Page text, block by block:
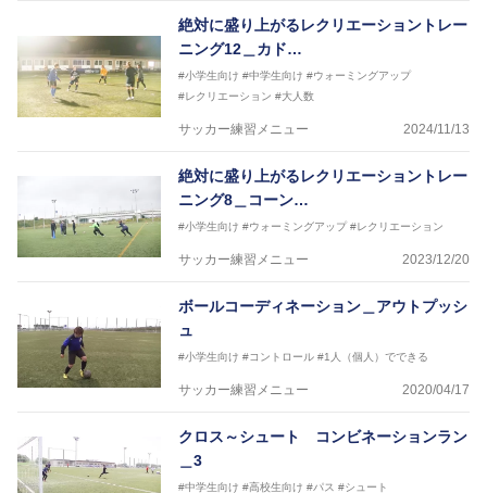
絶対に盛り上がるレクリエーショントレー
ニング12＿カド…
#小学生向け #中学生向け #ウォーミングアップ
#レクリエーション #大人数
サッカー練習メニュー 2024/11/13
絶対に盛り上がるレクリエーショントレー
ニング8＿コーン…
#小学生向け #ウォーミングアップ #レクリエーション
サッカー練習メニュー 2023/12/20
ボールコーディネーション＿アウトプッシ
ュ
#小学生向け #コントロール #1人（個人）でできる
サッカー練習メニュー 2020/04/17
クロス～シュート コンビネーションラン
＿3
#中学生向け #高校生向け #パス #シュート